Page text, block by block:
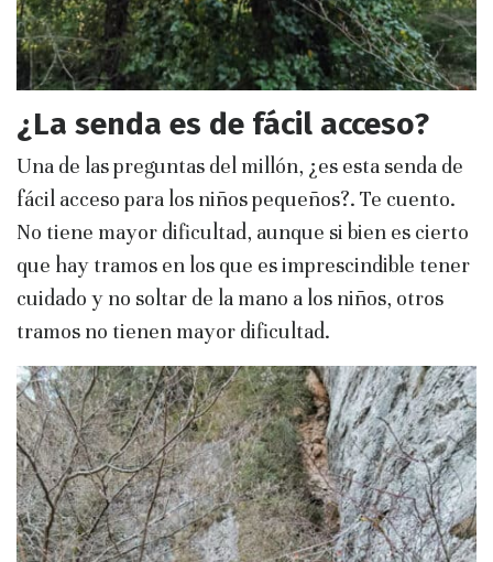
¿La senda es de fácil acceso?
Una de las preguntas del millón, ¿es esta senda de
fácil acceso para los niños pequeños?. Te cuento.
No tiene mayor dificultad, aunque si bien es cierto
que hay tramos en los que es imprescindible tener
cuidado y no soltar de la mano a los niños, otros
tramos no tienen mayor dificultad.